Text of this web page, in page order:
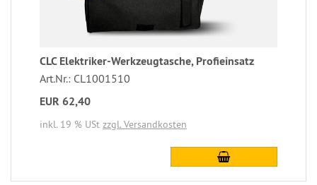
CLC Elektriker-Werkzeugtasche, Profieinsatz
Art.Nr.: CL1001510
EUR 62,40
inkl. 19 % USt zzgl. Versandkosten